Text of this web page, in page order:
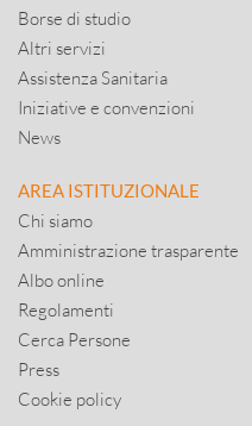
Borse di studio
Altri servizi
Assistenza Sanitaria
Iniziative e convenzioni
News
AREA ISTITUZIONALE
Chi siamo
Amministrazione trasparente
Albo online
Regolamenti
Cerca Persone
Press
Cookie policy